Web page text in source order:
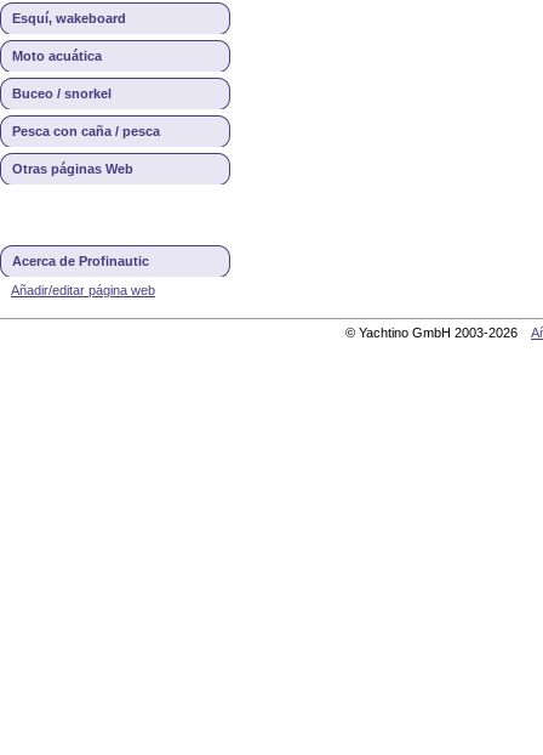
Esquí, wakeboard
Moto acuática
Buceo / snorkel
Pesca con caña / pesca
Otras páginas Web
Acerca de Profinautic
Añadir/editar página web
© Yachtino GmbH 2003-2026